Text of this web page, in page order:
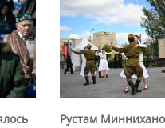
Рустам